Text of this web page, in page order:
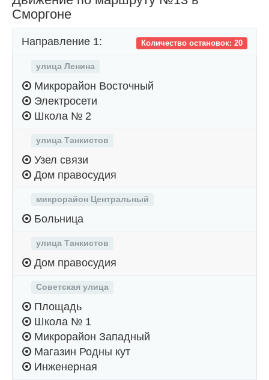
Сморгоне
Количество остановок: 20
Направление 1:
улица Ленина
Микрорайон Восточный
Электросети
Школа № 2
улица Танкистов
Узел связи
Дом правосудия
микрорайон Центральный
Больница
улица Танкистов
Дом правосудия
Советская улица
Площадь
Школа № 1
Микрорайон Западный
Магазин Родны кут
Инженерная